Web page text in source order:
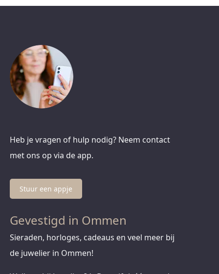
Heb je vragen of hulp nodig? Neem contact
met ons op via de app.
Stuur een appje
Gevestigd in Ommen
Sieraden, horloges, cadeaus en veel meer bij
de juwelier in Ommen!